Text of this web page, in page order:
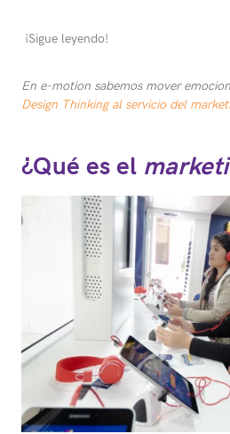
¡Sigue leyendo!
En e-motion sabemos mover
Design Thinking al servicio del
¿Qué es el